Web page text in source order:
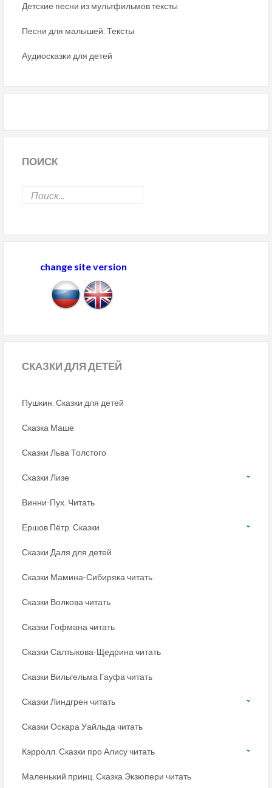
Детские песни из мультфильмов тексты
Песни для малышей. Тексты
Аудиосказки для детей
ПОИСК
change site version
СКАЗКИДЛЯ ДЕТЕЙ
Пушкин. Сказки для детей
Сказка Маше
Сказки Льва Толстого
Сказки Лизе
Винни-Пух. Читать
Ершов Пётр. Сказки
Сказки Даля для детей
Сказки Мамина-Сибиряка читать
Сказки Волкова читать
Сказки Гофмана читать
Сказки Салтыкова-Щедрина читать
Сказки Вильгельма Гауфа читать
Сказки Линдгрен читать
Сказки Оскара Уайльда читать
Кэрролл. Сказки про Алису читать
Маленький принц. Сказка Экзюпери читать